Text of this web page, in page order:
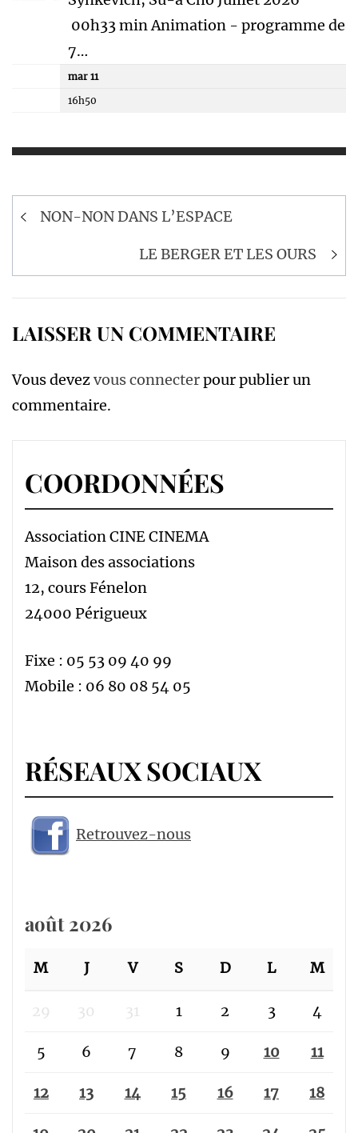
00h33 min Animation - programme de
7…
mar 11
16h50
Navigation
NON-NON DANS L’ESPACE
LE BERGER ET LES OURS
LAISSER UN COMMENTAIRE
Vous devezvous connecterpour publier un
commentaire.
COORDONNÉES
Association CINE CINEMA
Maison des associations
12, cours Fénelon
24000 Périgueux
Fixe : 05 53 09 40 99
Mobile : 06 80 08 54 05
RÉSEAUX SOCIAUX
Retrouvez-nous
août 2026
M J V S D L M
29 30 31 1 2 3 4
5 6 7 8 9 10 11
12 13 14 15 16 17 18